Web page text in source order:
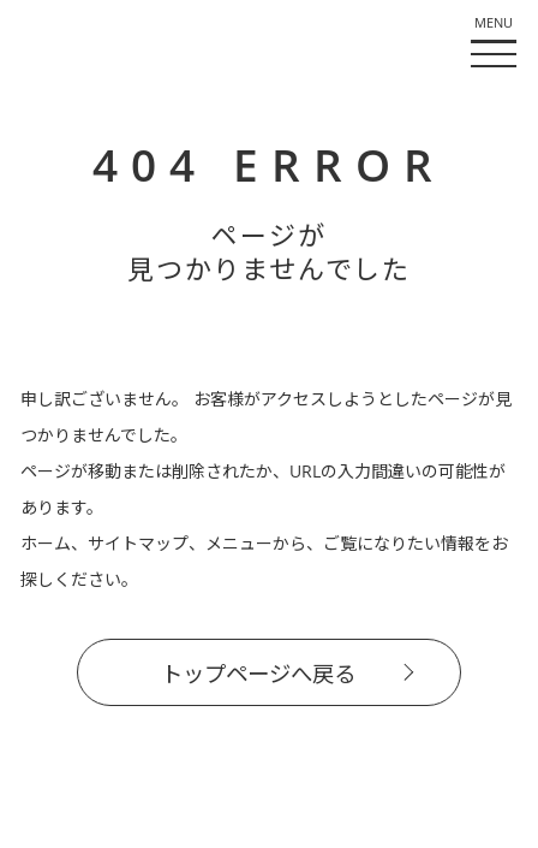
404 ERROR
ページが
見つかりませんでした
申し訳ございません。
お客様がアクセスしようとしたページが見
つかりませんでした。
ページが移動または削除されたか、URLの入力間違いの可能性が
あります。
ホーム、サイトマップ、メニューから、ご覧になりたい情報をお
探しください。
トップページへ戻る